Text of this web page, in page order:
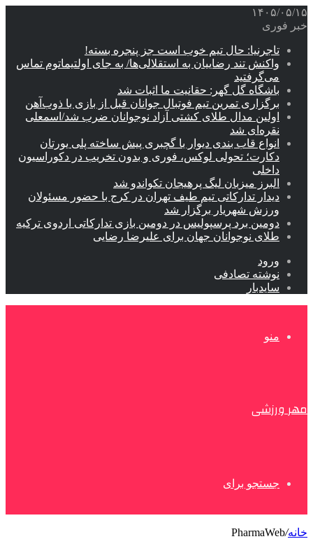
۱۴۰۵/۰۵/۱۵
خبر فوری
تاجرنیا: حال تیم خوب است جز پنجره بسته!
واکنش تند رضاییان به استقلالی‌ها/ به جای اولتیماتوم تماس
می‌گرفتید
باشگاه گل گهر: حقانیت ما اثبات شد
برگزاری تمرین تیم فوتبال جوانان قبل از بازی با ذوب‌آهن
اولین مدال طلای کشتی آزاد نوجوانان ضرب شد/اسمعلی
نقره‌ای شد
انواع قاب بندی دیوار با گچبری پیش ساخته پلی یورتان
دکارت؛ تحولی لوکس، فوری و بدون تخریب در دکوراسیون
داخلی
البرز میزبان لیگ پرهیجان تکواندو شد
دیدار تدارکاتی تیم طیف تهران در کرج با حضور مسئولان
ورزش شهریار برگزار شد
دومین برد پرسپولیس در دومین بازی تدارکاتی اردوی ترکیه
طلای نوجوانان جهان برای علیرضا رضایی
ورود
نوشته تصادفی
سایدبار
منو
مهر ورزشی
جستجو برای
خانه/
PharmaWeb